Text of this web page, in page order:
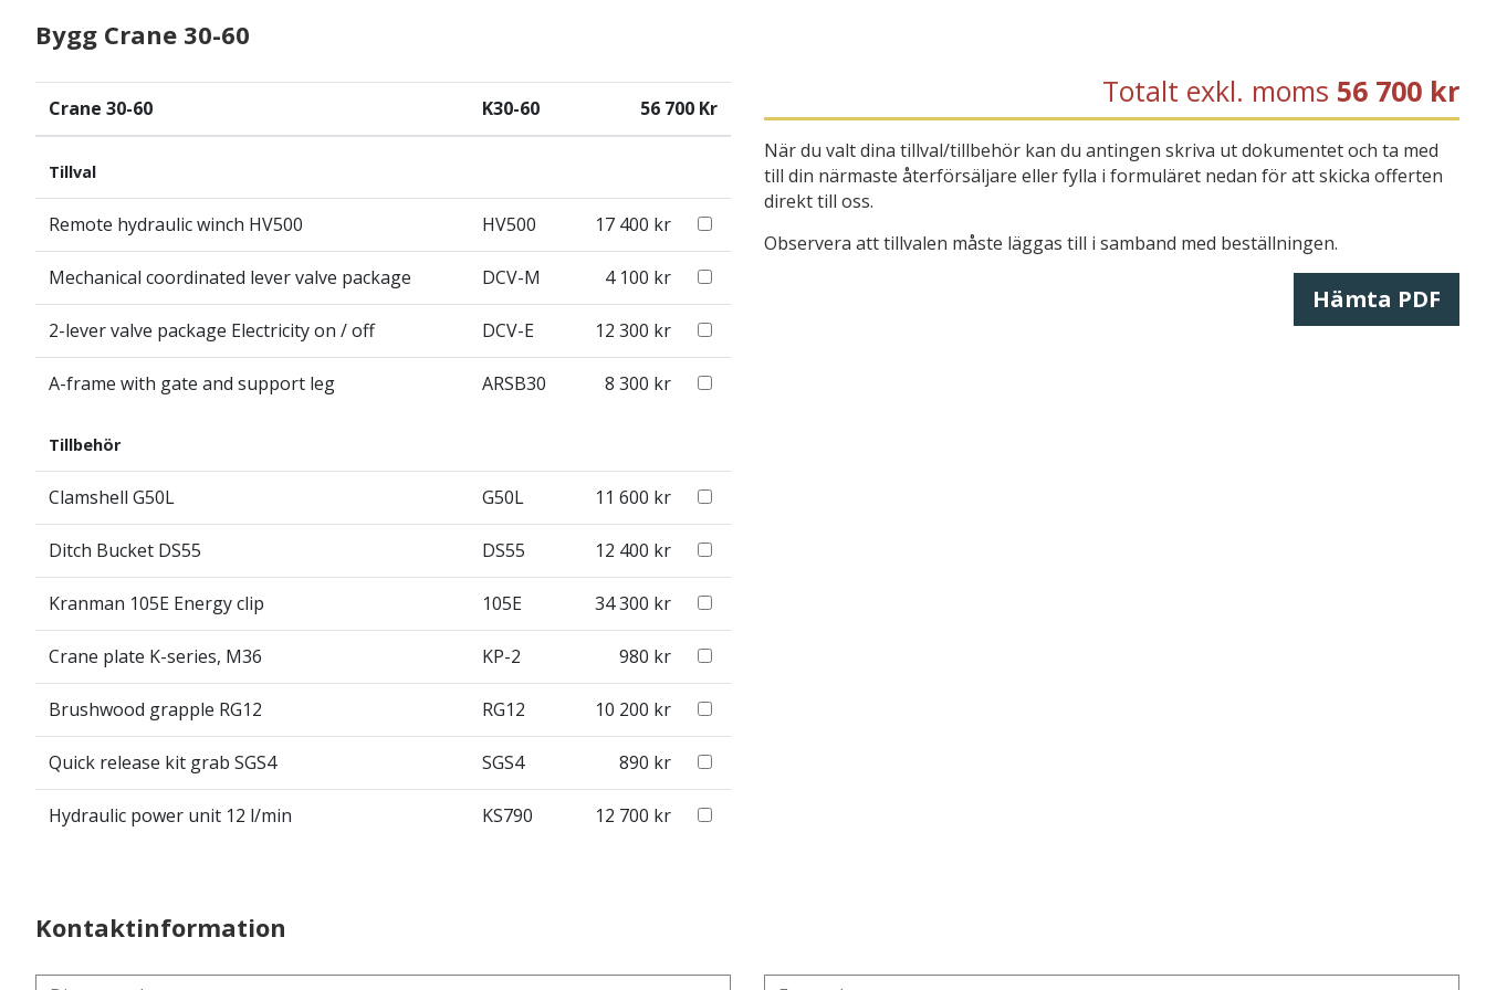
Bygg Crane 30-60
Crane 30-60 K30-60 56 700 Kr
Tillval
Remote hydraulic winch HV500 HV500 17 400 kr
Mechanical coordinated lever valve package DCV-M 4 100 kr
2-lever valve package Electricity on / off DCV-E 12 300 kr
A-frame with gate and support leg ARSB30 8 300 kr
Tillbehör
Clamshell G50L G50L 11 600 kr
Ditch Bucket DS55 DS55 12 400 kr
Kranman 105E Energy clip 105E 34 300 kr
Crane plate K-series, M36 KP-2 980 kr
Brushwood grapple RG12 RG12 10 200 kr
Quick release kit grab SGS4 SGS4 890 kr
Hydraulic power unit 12 l/min KS790 12 700 kr
Totalt exkl. moms 56 700 kr
När du valt dina tillval/tillbehör kan du antingen skriva ut dokumentet och ta med
till din närmaste återförsäljare eller fylla i formuläret nedan för att skicka offerten
direkt till oss.
Observera att tillvalen måste läggas till i samband med beställningen.
Hämta PDF
Kontaktinformation